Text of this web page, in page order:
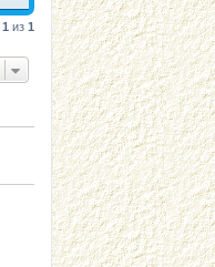
1 из 1